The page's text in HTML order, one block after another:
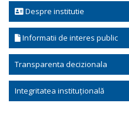
Despre institutie
Informatii de interes public
Transparenta decizionala
Integritatea instituțională